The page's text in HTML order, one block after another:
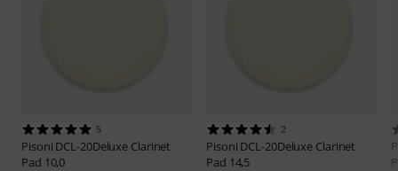
5
Pisoni DCL-20Deluxe Clarinet
Pad 10,0
2
Pisoni DCL-20Deluxe Clarinet
Pad 14,5